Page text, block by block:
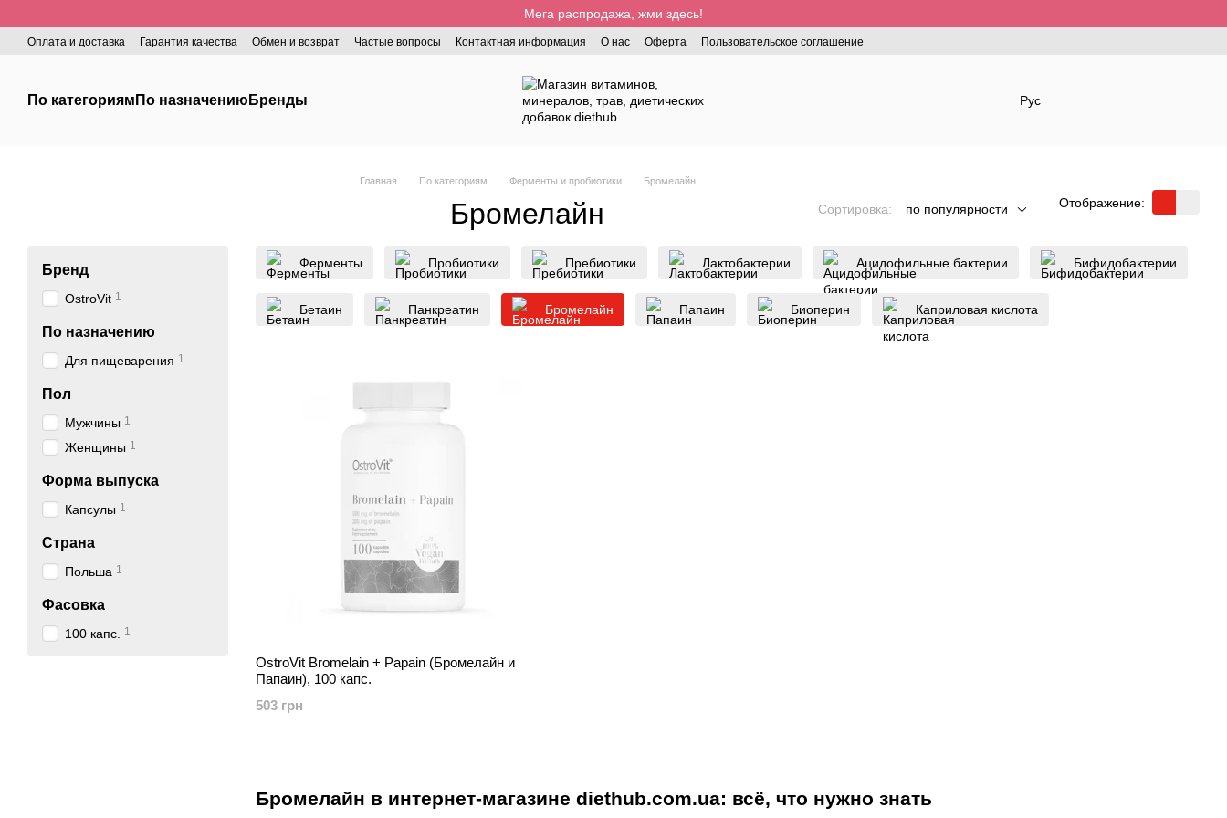
Мега распродажа, жми здесь!
Оплата и доставка Гарантия качества Обмен и возврат Частые вопросы Контактная информация О нас Оферта Пользовательское соглашение
По категориям По назначению Бренды Рус
Главная По категориям Ферменты и пробиотики Бромелайн
Бромелайн Сортировка: по популярности Отображение:
Бромелайн в интернет-магазине diethub.com.ua: всё, что нужно знать
Ферменты Пробиотики Пребиотики Лактобактерии Ацидофильные бактерии Бифидобактерии
Бетаин Панкреатин Бромелайн Папаин Биоперин Каприловая кислота
OstroVit Bromelain + Papain (Бромелайн и
Папаин), 100 капс.
503 грн
Бренд
OstroVit 1
По назначению
Для пищеварения 1
Пол
Мужчины 1
Женщины 1
Форма выпуска
Капсулы 1
Страна
Польша 1
Фасовка
100 капс. 1